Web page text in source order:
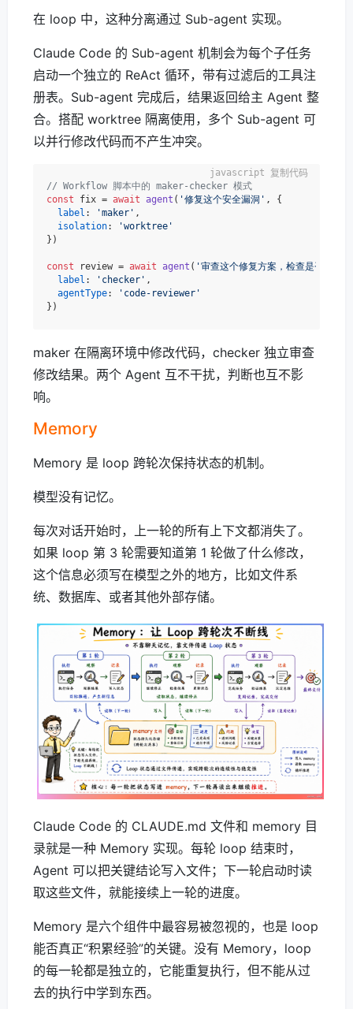
在 loop 中，这种分离通过 Sub-agent 实现。
Claude Code 的 Sub-agent 机制会为每个子任务
启动一个独立的 ReAct 循环，带有过滤后的工具注
册表。Sub-agent 完成后，结果返回给主 Agent 整
合。搭配 worktree 隔离使用，多个 Sub-agent 可
以并行修改代码而不产生冲突。
// Workflow 脚本中的 maker-checker 模式
const fix = await agent ( '修复这个安全漏洞' , {
label : 'maker' ,
isolation:
'worktree'
})
const review = await agent ( '审查这个修复方案，检查是否引入
label : 'checker' ,
agentType:
'code-reviewer'
复制代码
maker 在隔离环境中修改代码，checker 独立审查
修改结果。两个 Agent 互不干扰，判断也互不影
响。
Memory
Memory 是 loop 跨轮次保持状态的机制。
模型没有记忆。
每次对话开始时，上一轮的所有上下文都消失了。
如果 loop 第 3 轮需要知道第 1 轮做了什么修改，
这个信息必须写在模型之外的地方，比如文件系
统、数据库、或者其他外部存储。
Claude Code 的 CLAUDE.md 文件和 memory 目
录就是一种 Memory 实现。每轮 loop 结束时，
Agent 可以把关键结论写入文件；下一轮启动时读
取这些文件，就能接续上一轮的进度。
Memory 是六个组件中最容易被忽视的，也是 loop
能否真正“积累经验”的关键。没有 Memory，loop
的每一轮都是独立的，它能重复执行，但不能从过
去的执行中学到东西。